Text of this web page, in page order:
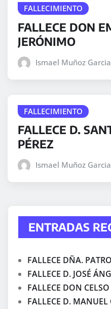
FALLECIMIENTO
FALLECE DON
JERÓNIMO
Ismael Muñoz Garcia
FALLECIMIENTO
FALLECE D.
PÉREZ
Ismael Muñoz Garcia
ENTRADAS
FALLECE DÑA.
FALLECE D. JOSÉ
FALLECE DON
FALLECE D. MANUEL